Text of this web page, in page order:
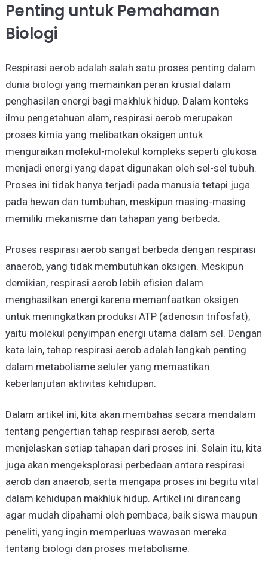
Penting untuk Pemahaman
Biologi
Respirasi aerob adalah salah satu proses penting dalam
dunia biologi yang memainkan peran krusial dalam
penghasilan energi bagi makhluk hidup. Dalam konteks
ilmu pengetahuan alam, respirasi aerob merupakan
proses kimia yang melibatkan oksigen untuk
menguraikan molekul-molekul kompleks seperti glukosa
menjadi energi yang dapat digunakan oleh sel-sel tubuh.
Proses ini tidak hanya terjadi pada manusia tetapi juga
pada hewan dan tumbuhan, meskipun masing-masing
memiliki mekanisme dan tahapan yang berbeda.
Proses respirasi aerob sangat berbeda dengan respirasi
anaerob, yang tidak membutuhkan oksigen. Meskipun
demikian, respirasi aerob lebih efisien dalam
menghasilkan energi karena memanfaatkan oksigen
untuk meningkatkan produksi ATP (adenosin trifosfat),
yaitu molekul penyimpan energi utama dalam sel. Dengan
kata lain, tahap respirasi aerob adalah langkah penting
dalam metabolisme seluler yang memastikan
keberlanjutan aktivitas kehidupan.
Dalam artikel ini, kita akan membahas secara mendalam
tentang pengertian tahap respirasi aerob, serta
menjelaskan setiap tahapan dari proses ini. Selain itu, kita
juga akan mengeksplorasi perbedaan antara respirasi
aerob dan anaerob, serta mengapa proses ini begitu vital
dalam kehidupan makhluk hidup. Artikel ini dirancang
agar mudah dipahami oleh pembaca, baik siswa maupun
peneliti, yang ingin memperluas wawasan mereka
tentang biologi dan proses metabolisme.